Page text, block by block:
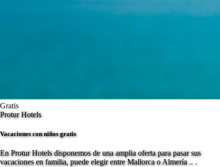
Gratis
Protur Hotels
Vacaciones con niños gratis
En Protur Hotels disponemos de una amplia oferta para pasar sus
vacaciones en familia, puede elegir entre Mallorca o Almería .. .